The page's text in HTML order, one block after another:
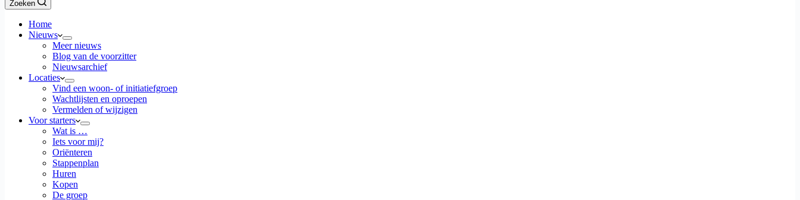
Zoeken
Home
Nieuws
Meer nieuws
Blog van de voorzitter
Nieuwsarchief
Locaties
Vind een woon- of initiatiefgroep
Wachtlijsten en oproepen
Vermelden of wijzigen
Voor starters
Wat is …
Iets voor mij?
Oriënteren
Stappenplan
Huren
Kopen
De groep